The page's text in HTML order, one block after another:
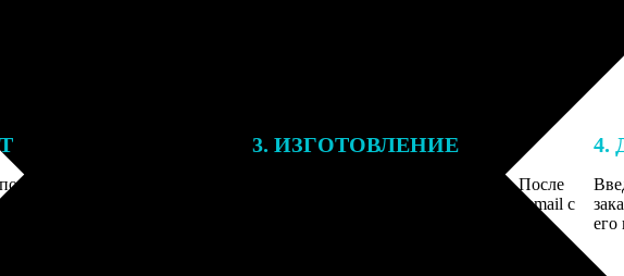
заказа к печати
могут связаться с Вами
телефону или email для
деталей.
3. ИЗГОТОВЛЕНИЕ
Оплатите заказ банковской картой. После
оплаты получите подтверждение на email с
описанием заказа. Когда отправим заказ
4.
его